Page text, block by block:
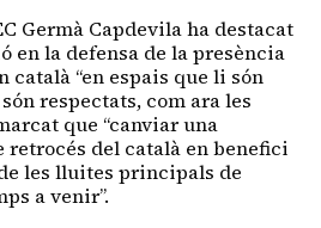
Germà Capdevila ha destacat
en la defensa de la presència
català “en espais que li són
respectats, com ara les
que “canviar una
del català en benefici
les lluites principals de
a venir”.